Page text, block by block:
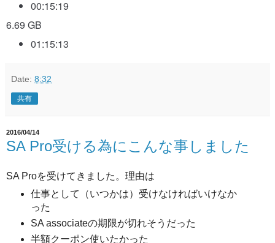
00:15:19
6.69 GB
01:15:13
Date: 8:32
共有
2016/04/14
SA Pro受ける為にこんな事しました
SA Proを受けてきました。理由は
仕事として（いつかは）受けなければいけなか
った
SA associateの期限が切れそうだった
半額クーポン使いたかった